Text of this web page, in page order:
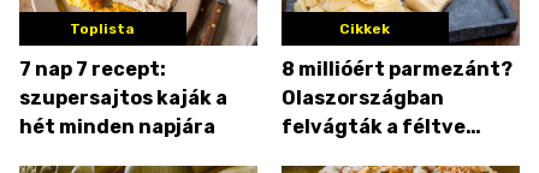
Toplista
7 nap 7 recept:
szupersajtos kaják a
hét minden napjára
Cikkek
8 millióért parmezánt?
Olaszországban
felvágták a féltve